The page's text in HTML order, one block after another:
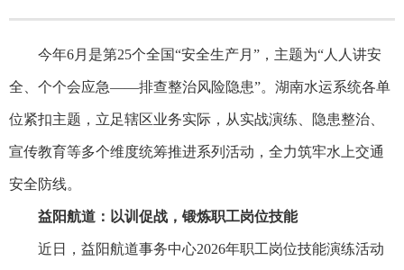
今年6月是第25个全国“安全生产月”，主题为“人人讲安
全、个个会应急——排查整治风险隐患”。湖南水运系统各单
位紧扣主题，立足辖区业务实际，从实战演练、隐患整治、
宣传教育等多个维度统筹推进系列活动，全力筑牢水上交通
安全防线。
益阳航道：以训促战，锻炼职工岗位技能
近日，益阳航道事务中心2026年职工岗位技能演练活动